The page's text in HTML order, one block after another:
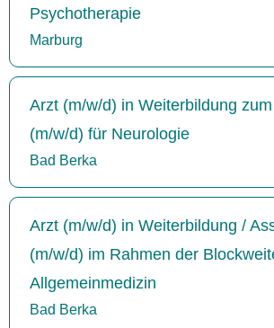
Psychotherapie
Marburg
Arzt (m/w/d) in Weiterbildung
(m/w/d) für Neurologie
Bad Berka
Arzt (m/w/d) in Weiterbildung /
(m/w/d) im Rahmen der
Allgemeinmedizin
Bad Berka